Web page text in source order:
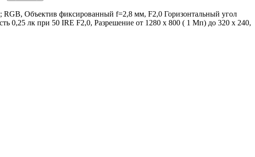
RGB, Объектив фиксированный f=2,8 мм, F2,0 Горизонтальный угол
0,25 лк при 50 IRE F2,0, Разрешение от 1280 x 800 ( 1 Мп) до 320 x 240,